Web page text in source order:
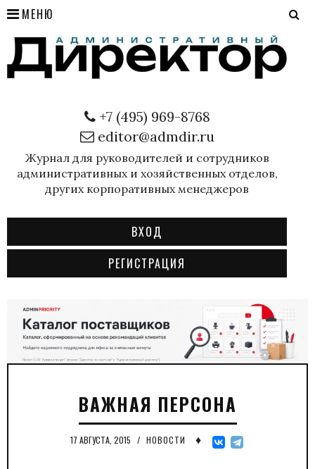
МЕНЮ
+7 (495) 969-8768
editor@admdir.ru
Журнал для руководителей и сотрудников
административных и хозяйственных отделов,
других корпоративных менеджеров
ВХОД
РЕГИСТРАЦИЯ
ВАЖНАЯ ПЕРСОНА
17 АВГУСТА, 2015 / НОВОСТИ ♦